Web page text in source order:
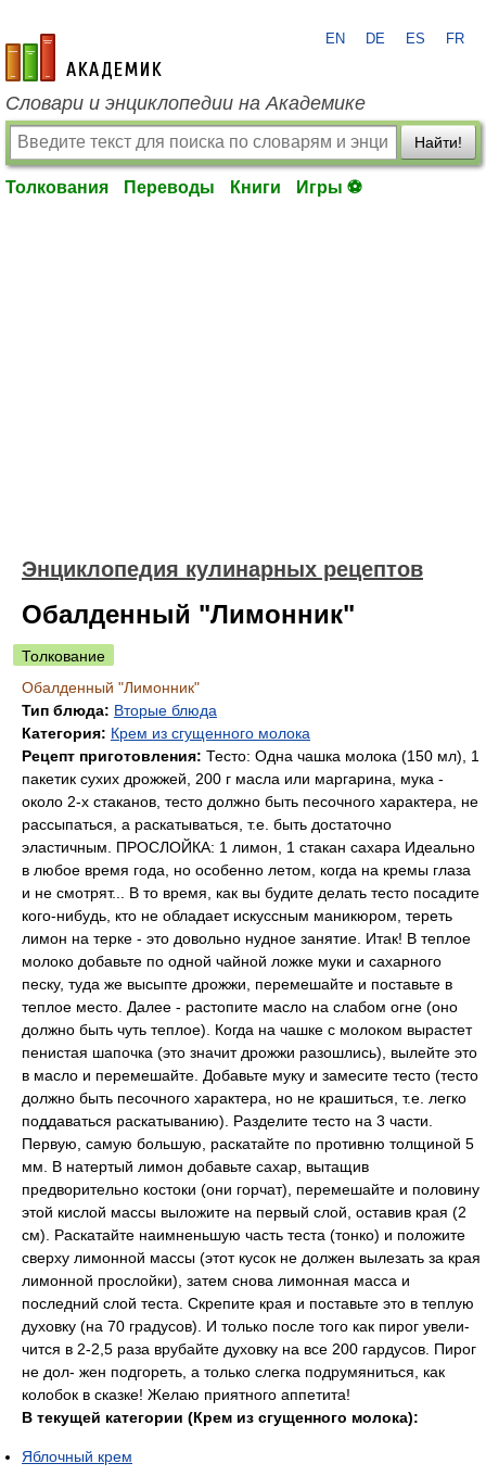
academic.ru
EN DE ES FR
Словари и энциклопедии на Академике
Найти!
Толкования Переводы Книги Игры ⚽
Энциклопедия кулинарных рецептов
Обалденный "Лимонник"
Толкование
Обалденный "Лимонник"
Тип блюда: Вторые блюда
Категория: Крем из сгущенного молока
Рецепт приготовления: Тесто: Одна чашка молока (150 мл), 1
пакетик сухих дрожжей, 200 г масла или маргарина, мука -
около 2-х стаканов, тесто должно быть песочного характера, не
рассыпаться, а раскатываться, т.е. быть достаточно
эластичным. ПРОСЛОЙКА: 1 лимон, 1 стакан сахара Идеально
в любое время года, но особенно летом, когда на кремы глаза
и не смотрят... В то время, как вы будите делать тесто посадите
кого-нибудь, кто не обладает искуссным маникюром, тереть
лимон на терке - это довольно нудное занятие. Итак! В теплое
молоко добавьте по одной чайной ложке муки и сахарного
песку, туда же высыпте дрожжи, перемешайте и поставьте в
теплое место. Далее - растопите масло на слабом огне (оно
должно быть чуть теплое). Когда на чашке с молоком вырастет
пенистая шапочка (это значит дрожжи разошлись), вылейте это
в масло и перемешайте. Добавьте муку и замесите тесто (тесто
должно быть песочного характера, но не крашиться, т.е. легко
поддаваться раскатыванию). Разделите тесто на 3 части.
Первую, самую большую, раскатайте по противню толщиной 5
мм. В натертый лимон добавьте сахар, вытащив
предворительно костоки (они горчат), перемешайте и половину
этой кислой массы выложите на первый слой, оставив края (2
см). Раскатайте наимненьшую часть теста (тонко) и положите
сверху лимонной массы (этот кусок не должен вылезать за края
лимонной прослойки), затем снова лимонная масса и
последний слой теста. Скрепите края и поставьте это в теплую
духовку (на 70 градусов). И только после того как пирог увели-
чится в 2-2,5 раза врубайте духовку на все 200 гардусов. Пирог
не дол- жен подгореть, а только слегка подрумяниться, как
колобок в сказке! Желаю приятного аппетита!
В текущей категории (Крем из сгущенного молока):
Яблочный крем